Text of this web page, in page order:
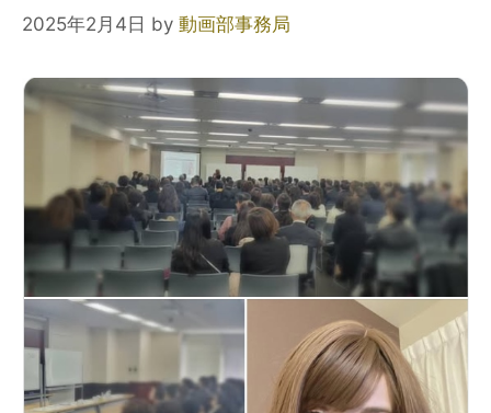
2025年2月4日 by 動画部事務局